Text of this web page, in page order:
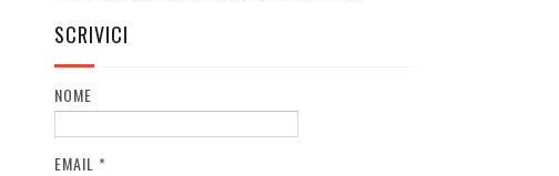
SCRIVICI
NOME
EMAIL *